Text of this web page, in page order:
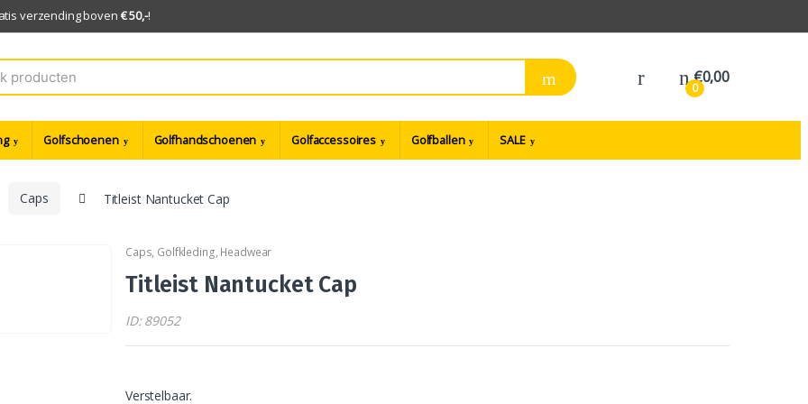
verzending boven € 50,-!
0
€0,00
Golfschoenen Golfhandschoenen Golfaccessoires Golfballen SALE
Caps Titleist Nantucket Cap
Caps, Golfkleding, Headwear
Titleist Nantucket Cap
ID: 89052
Verstelbaar.